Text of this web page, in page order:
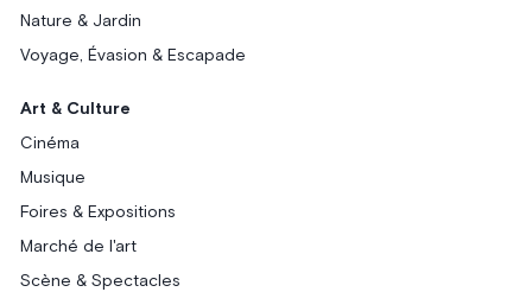
Nature & Jardin
Voyage, Évasion & Escapade
Art & Culture
Cinéma
Musique
Foires & Expositions
Marché de l'art
Scène & Spectacles